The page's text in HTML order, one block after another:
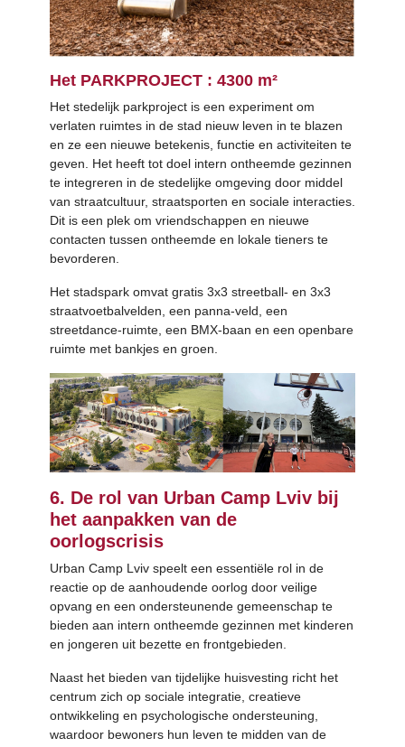
Het PARKPROJECT : 4300 m²
Het stedelijk parkproject is een experiment om
verlaten ruimtes in de stad nieuw leven in te blazen
en ze een nieuwe betekenis, functie en activiteiten te
geven. Het heeft tot doel intern ontheemde gezinnen
te integreren in de stedelijke omgeving door middel
van straatcultuur, straatsporten en sociale interacties.
Dit is een plek om vriendschappen en nieuwe
contacten tussen ontheemde en lokale tieners te
bevorderen.
Het stadspark omvat gratis 3x3 streetball- en 3x3
straatvoetbalvelden, een panna-veld, een
streetdance-ruimte, een BMX-baan en een openbare
ruimte met bankjes en groen.
6. De rol van Urban Camp Lviv bij
het aanpakken van de
oorlogscrisis
Urban Camp Lviv speelt een essentiële rol in de
reactie op de aanhoudende oorlog door veilige
opvang en een ondersteunende gemeenschap te
bieden aan intern ontheemde gezinnen met kinderen
en jongeren uit bezette en frontgebieden.
Naast het bieden van tijdelijke huisvesting richt het
centrum zich op sociale integratie, creatieve
ontwikkeling en psychologische ondersteuning,
waardoor bewoners hun leven te midden van de